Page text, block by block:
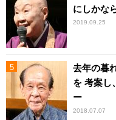
にしかな
2019.09.25
去年の暮
を 考案し
ー
2018.07.07